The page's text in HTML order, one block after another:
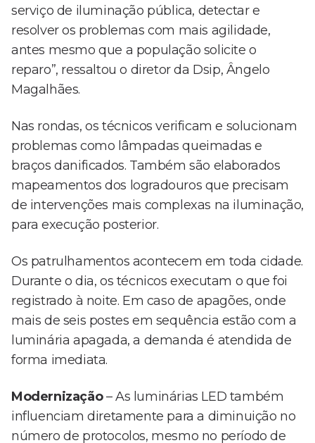
serviço de iluminação pública, detectar e
resolver os problemas com mais agilidade,
antes mesmo que a população solicite o
reparo”, ressaltou o diretor da Dsip, Ângelo
Magalhães.
Nas rondas, os técnicos verificam e solucionam
problemas como lâmpadas queimadas e
braços danificados. Também são elaborados
mapeamentos dos logradouros que precisam
de intervenções mais complexas na iluminação,
para execução posterior.
Os patrulhamentos acontecem em toda cidade.
Durante o dia, os técnicos executam o que foi
registrado à noite. Em caso de apagões, onde
mais de seis postes em sequência estão com a
luminária apagada, a demanda é atendida de
forma imediata.
Modernização– As luminárias LED também
influenciam diretamente para a diminuição no
número de protocolos, mesmo no período de